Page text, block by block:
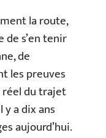
la route,
de s’en tenir
de
les preuves
réel du trajet
y a dix ans
aujourd’hui.